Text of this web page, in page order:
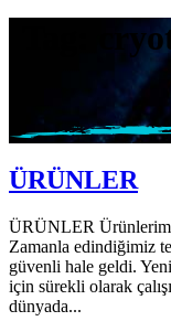
Tag:
ÜRÜNLER
ÜRÜNLER
Zamanla edindiğimiz
güvenli hale geldi.
için sürekli olarak
dünyada...